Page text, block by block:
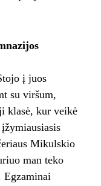
į juos
su viršum,
klasė, kur veikė
Mikulskio
man teko
Egzaminai